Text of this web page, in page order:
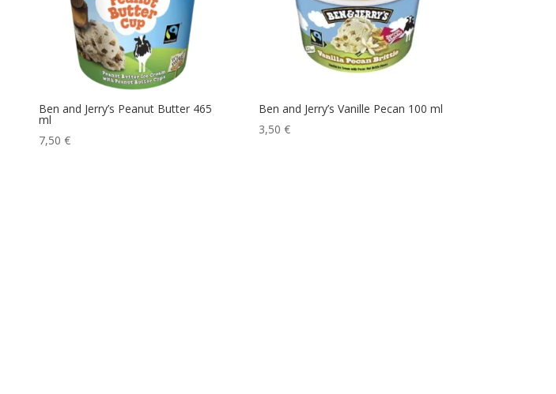
Ben and Jerry’s Peanut Butter 465
ml
7,50€
Ben and Jerry’s Vanille Pecan 100 ml
3,50€